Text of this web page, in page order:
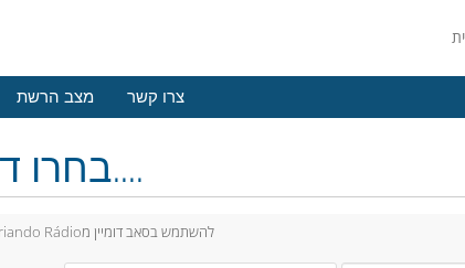
מצב הרשת צרו קשר
בחרו דומיין....
Criando Rádioלהשתמש בסאב דומיין מ